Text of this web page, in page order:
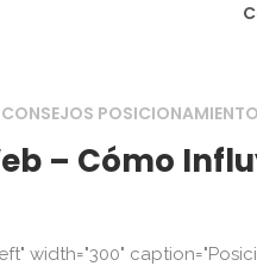
CONSEJOS
– Cómo
width="300"